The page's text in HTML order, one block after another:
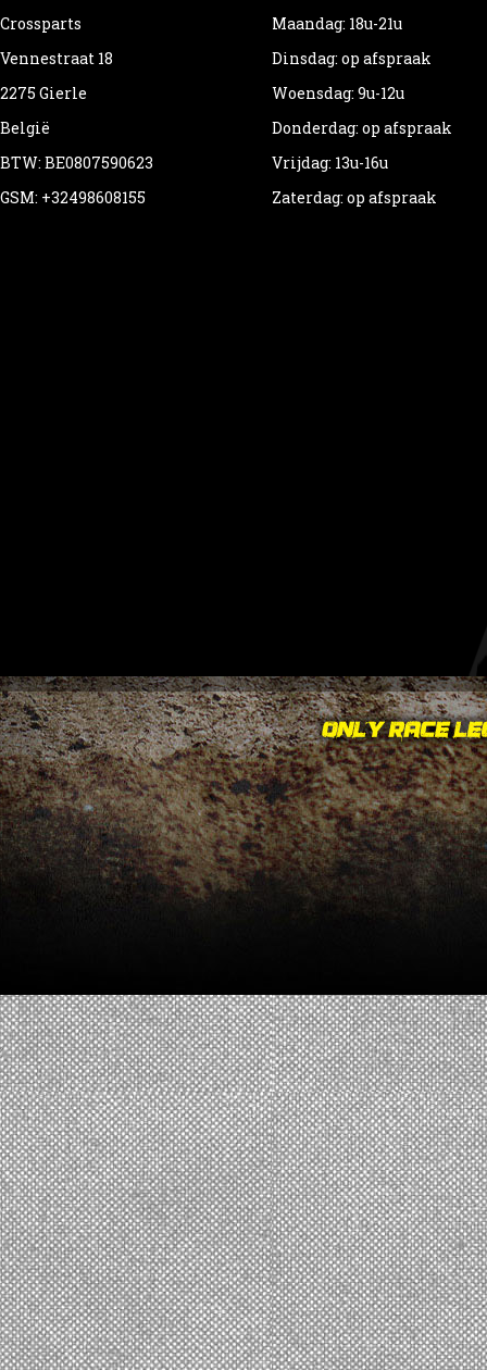
Crossparts
Vennestraat 18
2275 Gierle
België
BTW: BE0807590623
GSM: +32498608155
Maandag: 18u-21u
Dinsdag: op afspraak
Woensdag: 9u-12u
Donderdag: op afspraak
Vrijdag: 13u-16u
Zaterdag: op afspraak